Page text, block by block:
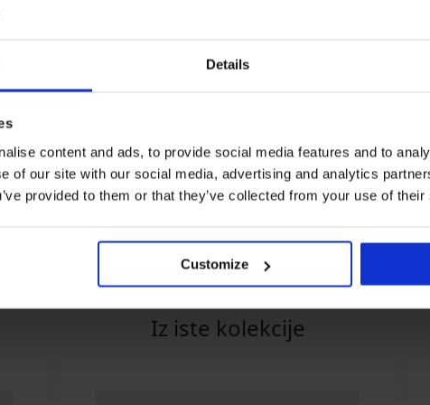
Details
content and ads, to provide social media features and to
of our site with our social media, advertising and analytics
provided to them or that they’ve collected from your use of
Customize
Rasprodaja
Pidžama Brooks kratka
19,79 €32,99 €
Bokserice Bernard
20,99 €
Iz iste kolekcije